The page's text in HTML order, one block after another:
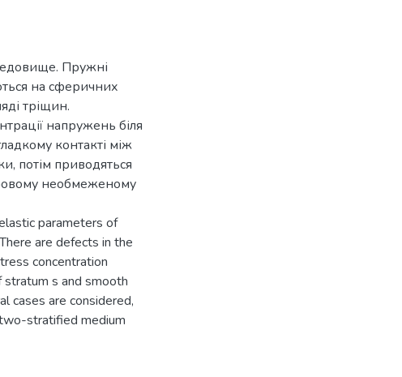
Пружні
на сферичних
тріщин.
напружень біля
контакті між
потім приводяться
необмеженому
parameters of
are defects in the
concentration
s and smooth
cases are considered,
stratified medium